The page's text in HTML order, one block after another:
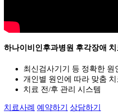
하나이비인후과병원 후각장애 치
최신검사기기 등 정확한 원
개인별 원인에 따라 맞춤 치
치료 전/후 관리 시스템
치료사례 예약하기 상담하기